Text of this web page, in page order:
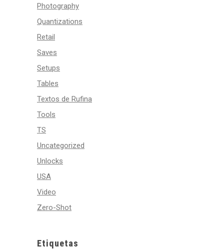
Photography
Quantizations
Retail
Saves
Setups
Tables
Textos de Rufina
Tools
TS
Uncategorized
Unlocks
USA
Video
Zero-Shot
Etiquetas